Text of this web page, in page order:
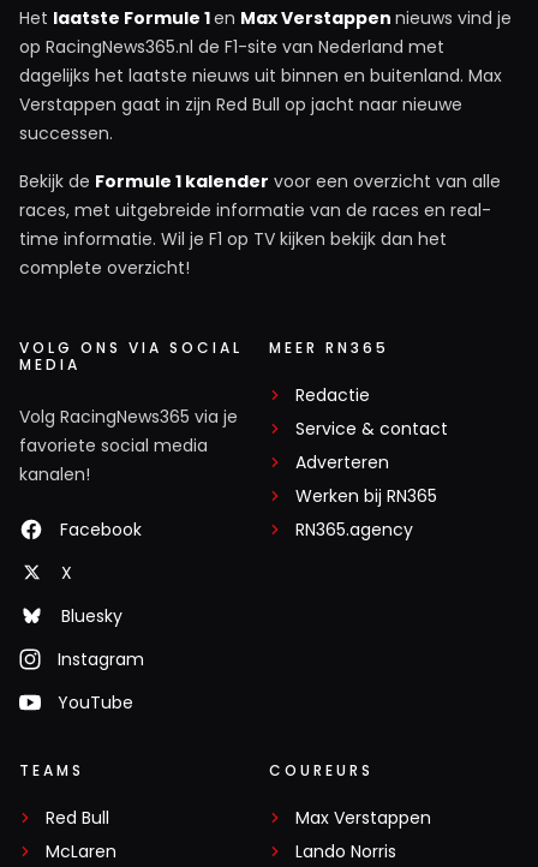
Het laatste Formule 1en Max Verstappen nieuws vind je
op RacingNews365.nl de F1-site van Nederland met
dagelijks het laatste nieuws uit binnen en buitenland. Max
Verstappen gaat in zijn Red Bull op jacht naar nieuwe
successen.
Bekijk de Formule 1 kalender voor een overzicht van alle
races, met uitgebreide informatie van de races en real-
time informatie. Wil je F1 op TV kijken bekijk dan het
complete overzicht!
VOLG ONS VIA SOCIAL
MEDIA
Volg RacingNews365 via je
favoriete social media
kanalen!
Facebook
X
Bluesky
Instagram
YouTube
MEER RN365
Redactie
Service & contact
Adverteren
Werken bij RN365
RN365.agency
TEAMS
Red Bull
McLaren
COUREURS
Max Verstappen
Lando Norris